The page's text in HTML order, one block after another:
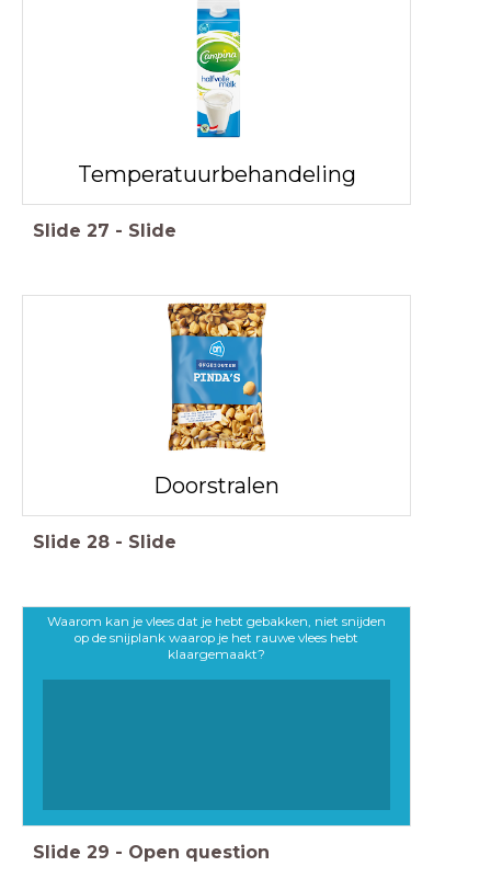
Temperatuurbehandeling
Slide 27 - Slide
Doorstralen
Slide 28 - Slide
Waarom kan je vlees dat je hebt gebakken, niet snijden
op de snijplank waarop je het rauwe vlees hebt
klaargemaakt?
Slide 29 - Open question